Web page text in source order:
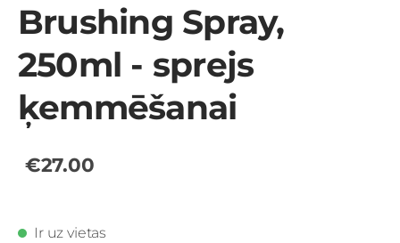
Brushing Spray,
250ml - sprejs
ķemmēšanai
€27.00
Ir uz vietas